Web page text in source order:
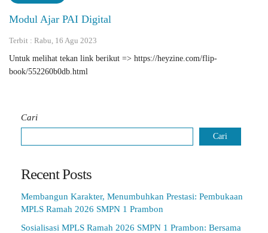
Modul Ajar PAI Digital
Terbit : Rabu, 16 Agu 2023
Untuk melihat tekan link berikut => https://heyzine.com/flip-
book/552260b0db.html
Cari
Cari
Recent Posts
Membangun Karakter, Menumbuhkan Prestasi: Pembukaan
MPLS Ramah 2026 SMPN 1 Prambon
Sosialisasi MPLS Ramah 2026 SMPN 1 Prambon: Bersama